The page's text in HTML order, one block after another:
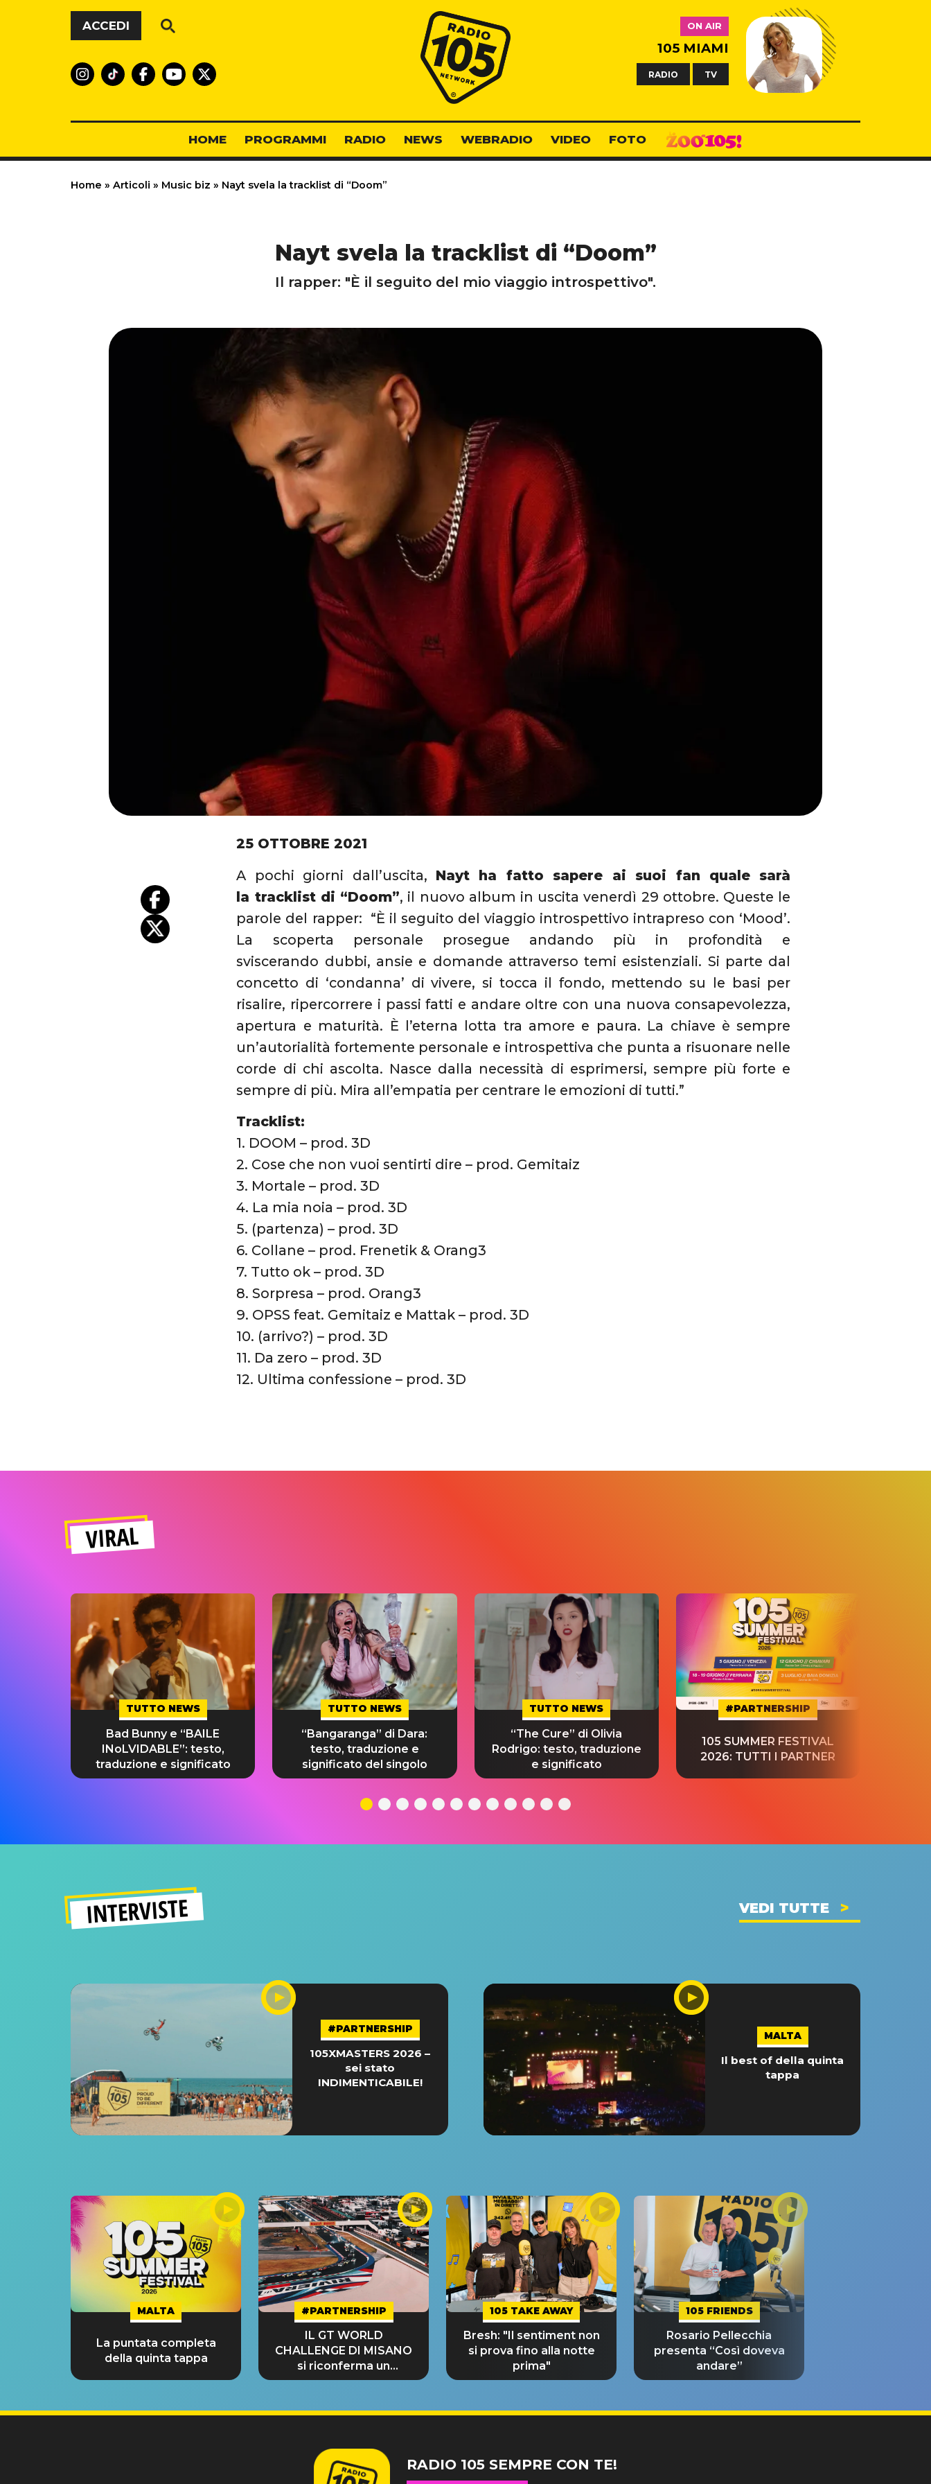
Vai al contenuto
ACCEDI
Radio 105
ON AIR
105 MIAMI
RADIO TV
HOME PROGRAMMI RADIO NEWS WEBRADIO VIDEO FOTO
Home » Articoli » Music biz » Nayt svela la tracklist di “Doom”
Nayt svela la tracklist di “Doom”
Il rapper: "È il seguito del mio viaggio introspettivo".
25 OTTOBRE 2021
A pochi giorni dall’uscita, Nayt ha fatto sapere ai suoi fan quale sarà
la tracklist di “Doom”, il nuovo album in uscita venerdì 29 ottobre. Queste le
parole del rapper: “È il seguito del viaggio introspettivo intrapreso con ‘Mood’.
La scoperta personale prosegue andando più in profondità e
sviscerando dubbi, ansie e domande attraverso temi esistenziali. Si parte dal
concetto di ‘condanna’ di vivere, si tocca il fondo, mettendo su le basi per
risalire, ripercorrere i passi fatti e andare oltre con una nuova consapevolezza,
apertura e maturità. È l’eterna lotta tra amore e paura. La chiave è sempre
un’autorialità fortemente personale e introspettiva che punta a risuonare nelle
corde di chi ascolta. Nasce dalla necessità di esprimersi, sempre più forte e
sempre di più. Mira all’empatia per centrare le emozioni di tutti.”
Tracklist:
1. DOOM – prod. 3D
2. Cose che non vuoi sentirti dire – prod. Gemitaiz
3. Mortale – prod. 3D
4. La mia noia – prod. 3D
5. (partenza) – prod. 3D
6. Collane – prod. Frenetik & Orang3
7. Tutto ok – prod. 3D
8. Sorpresa – prod. Orang3
9. OPSS feat. Gemitaiz e Mattak – prod. 3D
10. (arrivo?) – prod. 3D
11. Da zero – prod. 3D
12. Ultima confessione – prod. 3D
VIRAL
TUTTO NEWS
Bad Bunny e “BAILE
INoLVIDABLE”: testo,
traduzione e significato
TUTTO NEWS
“Bangaranga” di Dara:
testo, traduzione e
significato del singolo
TUTTO NEWS
“The Cure” di Olivia
Rodrigo: testo, traduzione
e significato
#PARTNERSHIP
105 SUMMER FESTIVAL
2026: TUTTI I PARTNER
INTERVISTE VEDI TUTTE
#PARTNERSHIP
105XMASTERS 2026 –
sei stato
INDIMENTICABILE!
MALTA
Il best of della quinta
tappa
MALTA
La puntata completa
della quinta tappa
#PARTNERSHIP
IL GT WORLD
CHALLENGE DI MISANO
si riconferma un
GRANDE SUCCESSO!
105 TAKE AWAY
Bresh: "Il sentiment non
si prova fino alla notte
prima"
105 FRIENDS
Rosario Pellecchia
presenta “Così doveva
andare”
RADIO 105 SEMPRE CON TE!